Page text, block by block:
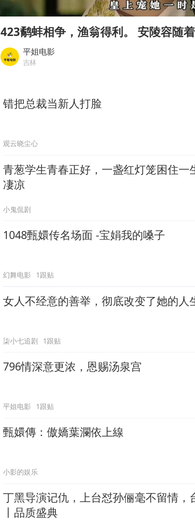
浙江台州《告全体市民书》
“不怕六爷挂得多 就怕六爷挂
36岁男演员成景区NPC后人气
423鹬蚌相争，渔翁得利。 安陵容随
平姐电影
吉林
错把总裁当新人打脸
观云晓尘心
青葱学生青春正好，一盏红灯笼困住一
凄凉
小鬼侃剧
1048甄嬛传名场面 -宝娟我的嗓子
幻舞电影 1跟贴
女人不经意的善举，彻底改变了她的人
柒小七追剧 1跟贴
796情深意更浓，恩赐汤泉宫
平姐电影 1跟贴
甄嬛傳：傲嬌葉瀾依上線
小影的娱乐
丁黑导演记仇，上台怼孙俪毫不留情，
丨品质盛典